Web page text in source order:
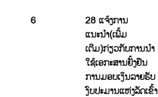
6
28 ແຈ້ງການ
ແນະນຳ(ເພີ້ມ
ເຕີມ)ກ່ຽວກັບການນຳ
ໃຊ້ເອກະສານຢັ້ງຢືນ
ການມອບເງິນລາຍຮັບ
ງົບປະມານແຫ່ງລັດເຂົ້າ